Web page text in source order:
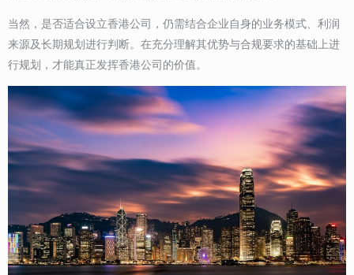
当然，是否适合设立香港公司，仍需结合企业自身的业务模式、利润
来源及长期规划进行判断。在充分理解其优势与合规要求的基础上进
行规划，才能真正发挥香港公司的价值。